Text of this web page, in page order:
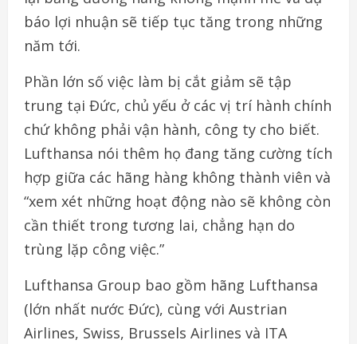
báo lợi nhuận sẽ tiếp tục tăng trong những
năm tới.
Phần lớn số việc làm bị cắt giảm sẽ tập
trung tại Đức, chủ yếu ở các vị trí hành chính
chứ không phải vận hành, công ty cho biết.
Lufthansa nói thêm họ đang tăng cường tích
hợp giữa các hãng hàng không thành viên và
“xem xét những hoạt động nào sẽ không còn
cần thiết trong tương lai, chẳng hạn do
trùng lặp công việc.”
Lufthansa Group bao gồm hãng Lufthansa
(lớn nhất nước Đức), cùng với Austrian
Airlines, Swiss, Brussels Airlines và ITA